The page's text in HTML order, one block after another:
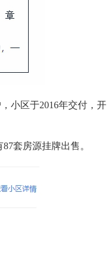
小区于2016年交付，开
套房源挂牌出售。